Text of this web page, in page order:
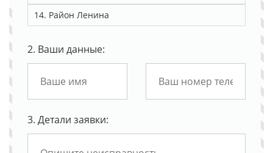
14. Район Ленина
2. Ваши данные:
3. Детали заявки: